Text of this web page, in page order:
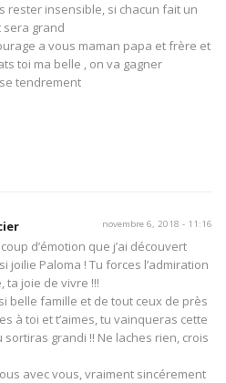
rester insensible, si chacun fait un
grand
a vous maman papa et frère et
toi ma belle , on va gagner
tendrement
novembre 6, 2018 - 11:16
d’émotion que j’ai découvert
joilie Paloma ! Tu forces l’admiration
ta joie de vivre !!!
belle famille et de tout ceux de près
à toi et t’aimes, tu vainqueras cette
grandi !! Ne laches rien, crois
avec vous, vraiment sincérement